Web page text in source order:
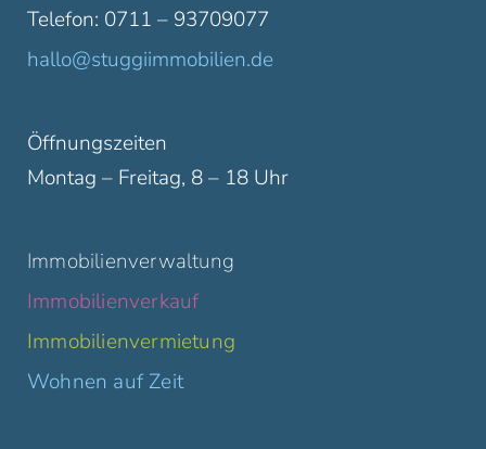
Telefon: 0711 – 93709077
hallo@stuggiimmobilien.de
Öffnungszeiten
Montag – Freitag, 8 – 18 Uhr
Immobilienverwaltung
Immobilienverkauf
Immobilienvermietung
Wohnen auf Zeit